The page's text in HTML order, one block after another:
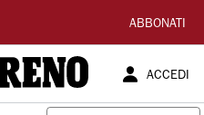
ABBONATI
ACCEDI